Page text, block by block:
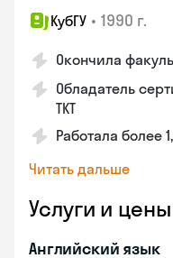
КубГУ • 1990 г.
Окончила
Обладатель
TKT
Работала более
Читать дальше
Услуги и цены
Английский язык